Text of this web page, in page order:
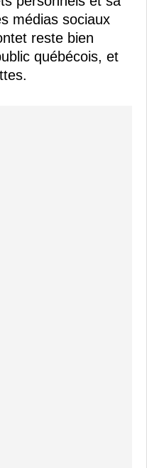
médias sociaux
reste bien
québécois, et